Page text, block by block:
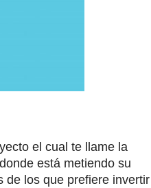
el cual te llame la
está metiendo su
de los que prefiere invertir